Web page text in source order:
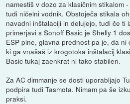
namestiš v dozo za klasičnim stikalom
tudi ničelni vodnik. Obstoječa stikala
navadni inštalaciji in delujejo, tudi če ti
primerjavi s Sonoff Basic je Shelly 1
ESP pine, glavna prednost pa je, da ni
ki ga vnašaš iz krogotoka inštalacij
Basic tukaj zaenkrat ni tako stabilen.
Za AC dimmanje se dosti uporabljajo
podpira tudi Tasmota. Nimam pa še
praksi.